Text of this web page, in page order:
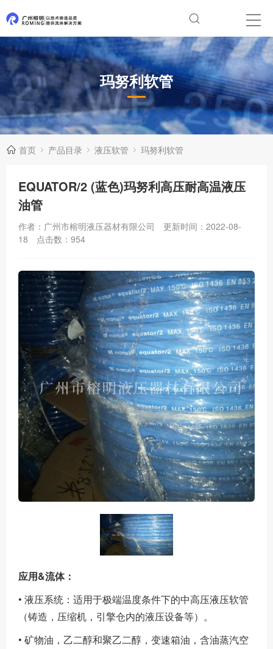
玛努利软管
首页 产品目录 液压软管 玛努利软管
EQUATOR/2 (蓝色)玛努利高压耐高温液压
油管
作者：广州市榕明液压器材有限公司
更新时间：2022-08-
18
点击数： 954
应用&流体：
• 液压系统：适用于极端温度条件下的中高压液压软管
（铸造，压缩机，引擎仓内的液压设备等）。
• 矿物油，乙二醇和聚乙二醇，变速箱油，含油蒸汽空